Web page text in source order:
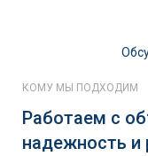
КОМУ МЫ ПОДХОДИМ
Работаем с
надежность и